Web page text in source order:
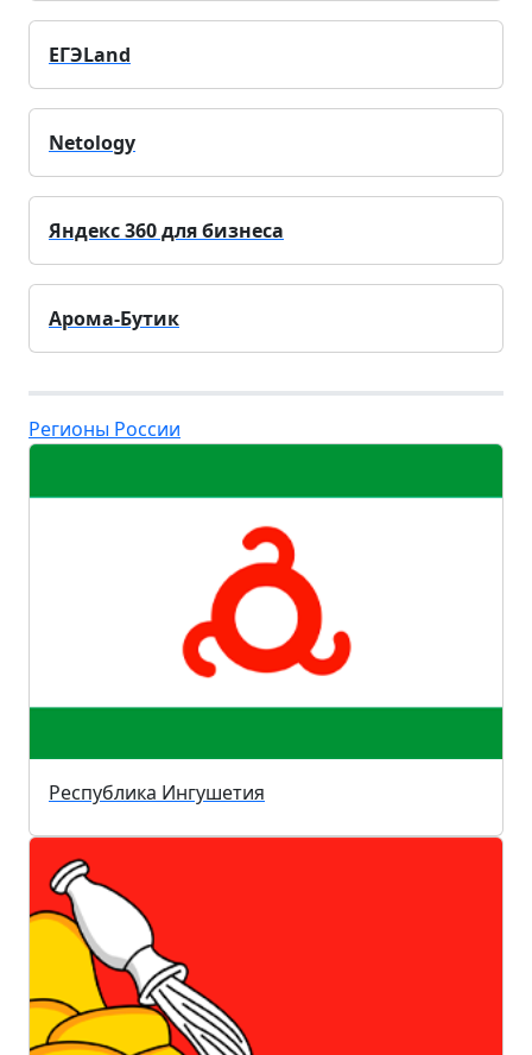
ЕГЭLand
Netology
Яндекс 360 для бизнеса
Арома-Бутик
Регионы России
Республика Ингушетия